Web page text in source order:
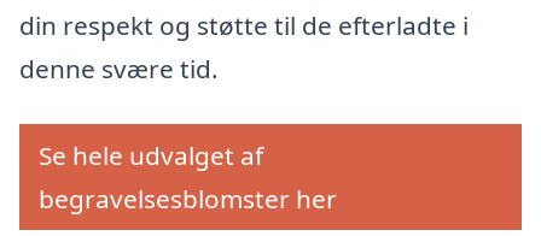
din respekt og støtte til de efterladte i
denne svære tid.
Se hele udvalget af
begravelsesblomster her